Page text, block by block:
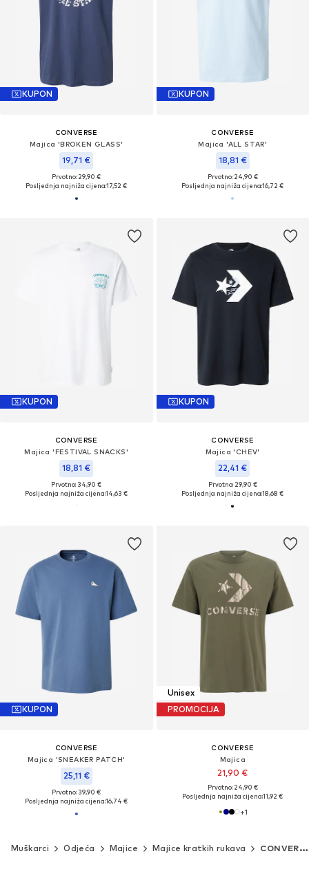
KUPON
CONVERSE
Majica 'BROKEN GLASS'
19,71 €
Prvotno: 29,90 €
Posljednja najniža cijena:17,52 €
KUPON
CONVERSE
Majica 'ALL STAR'
18,81 €
Prvotno: 24,90 €
Posljednja najniža cijena:16,72 €
KUPON
CONVERSE
Majica 'FESTIVAL SNACKS'
18,81 €
Prvotno: 34,90 €
Posljednja najniža cijena:14,63 €
KUPON
CONVERSE
Majica 'CHEV'
22,41 €
Prvotno: 29,90 €
Posljednja najniža cijena:18,68 €
KUPON
CONVERSE
Majica 'SNEAKER PATCH'
25,11 €
Prvotno: 39,90 €
Posljednja najniža cijena:16,74 €
Unisex
PROMOCIJA
CONVERSE
Majica
21,90 €
Prvotno: 24,90 €
Posljednja najniža cijena:11,92 €
+1
Muškarci Odjeća Majice Majice kratkih rukava CONVERSE